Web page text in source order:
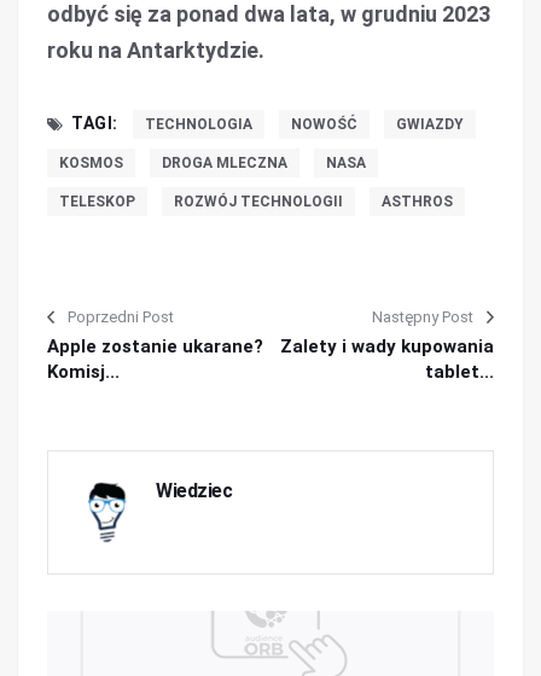
odbyć się za ponad dwa lata, w grudniu 2023
roku na Antarktydzie.
TAGI: TECHNOLOGIA NOWOŚĆ GWIAZDY
KOSMOS DROGA MLECZNA NASA
TELESKOP ROZWÓJ TECHNOLOGII ASTHROS
Poprzedni Post
Apple zostanie ukarane?
Komisj...
Następny Post
Zalety i wady kupowania
tablet...
Wiedziec